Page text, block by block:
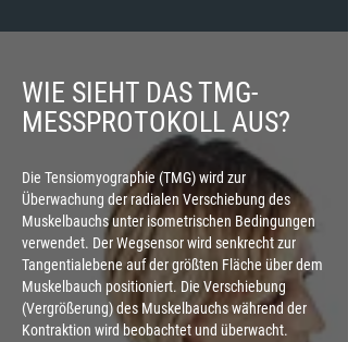
WIE SIEHT DASTMG-
MESSPROTOKOLL AUS?
Die Tensiomyographie (TMG) wird zur
Überwachung der radialen Verschiebung des
Muskelbauchs unter isometrischen Bedingungen
verwendet. Der Wegsensor wird senkrecht zur
Tangentialebene auf der größten Fläche über dem
Muskelbauch positioniert. Die Verschiebung
(Vergrößerung) des Muskelbauchs während der
Kontraktion wird beobachtet und überwacht.